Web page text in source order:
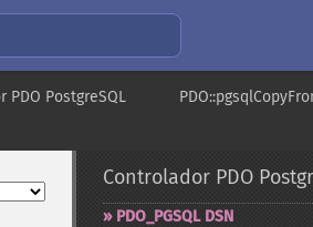
PDO PostgreSQL
Controlador PDO
PDO_​PGSQL DSN